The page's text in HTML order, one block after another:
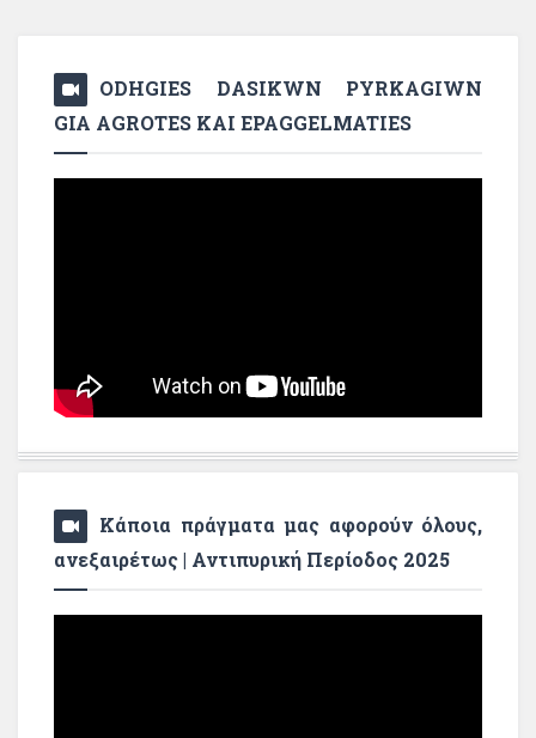
ODHGIES DASIKWN PYRKAGIWN
GIA AGROTES KAI EPAGGELMATIES
Κάποια πράγματα μας αφορούν όλους,
ανεξαιρέτως | Αντιπυρική Περίοδος 2025